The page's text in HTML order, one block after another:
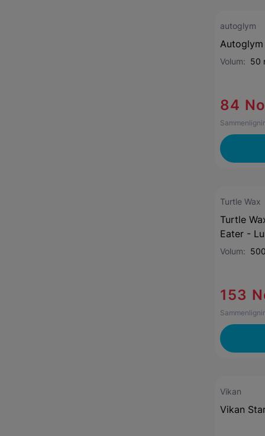
autoglym
Volum: 50
84
Turtle Wax
Turtle
Eater -
Volum:
153
Vikan
Vikan